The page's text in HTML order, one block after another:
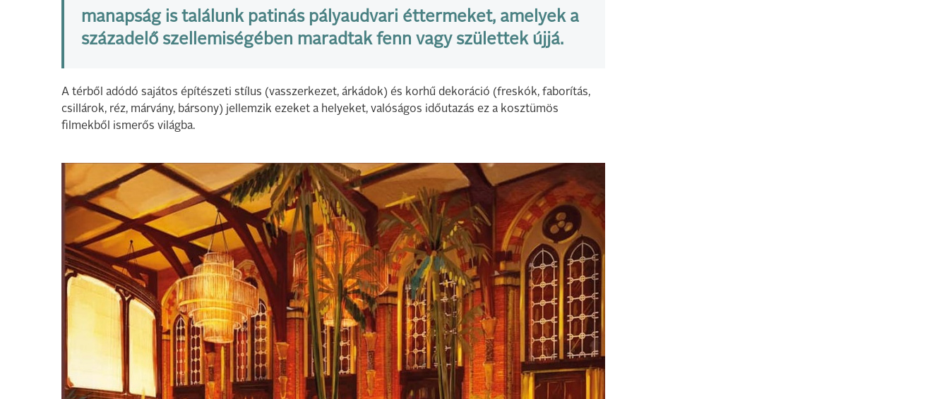
manapság is találunk patinás pályaudvari éttermeket, amelyek a
századelő szellemiségében maradtak fenn vagy születtek újjá.
A térből adódó sajátos építészeti stílus (vasszerkezet, árkádok) és korhű dekoráció (freskók, faborítás,
csillárok, réz, márvány, bársony) jellemzik ezeket a helyeket, valóságos időutazás ez a kosztümös
filmekből ismerős világba.